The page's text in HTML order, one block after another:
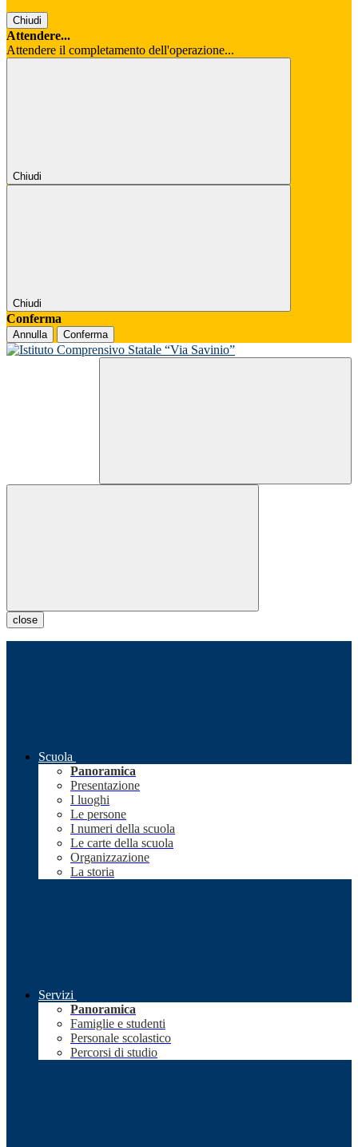
Chiudi
Attendere...
Attendere il completamento dell'operazione...
Chiudi
Chiudi
Conferma
Annulla Conferma
close
Scuola
Panoramica
Presentazione
I luoghi
Le persone
I numeri della scuola
Le carte della scuola
Organizzazione
La storia
Servizi
Panoramica
Famiglie e studenti
Personale scolastico
Percorsi di studio